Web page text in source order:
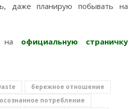
даже планирую побывать на
на официальную страничку
бережное отношение
осознанное потребление